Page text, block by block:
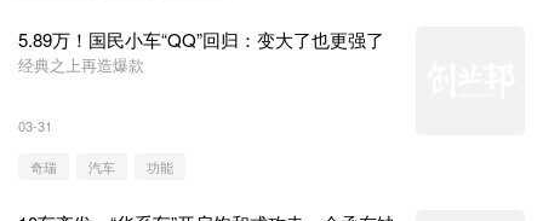
5.89万！国民小车“QQ”回归：变大了也更强了
经典之上再造爆款
03-31
奇瑞 汽车 功能